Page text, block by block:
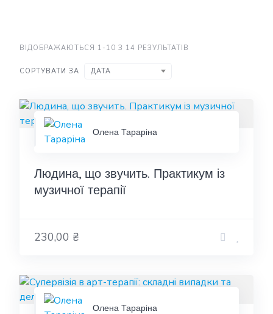
ВІДОБРАЖАЮТЬСЯ 1-10 З 14 РЕЗУЛЬТАТІВ
СОРТУВАТИ ЗА ДАТА
Олена Тараріна
Людина, що звучить. Практикум із
музичної терапії
230,00 ₴
Олена Тараріна